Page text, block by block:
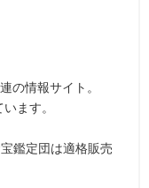
の情報サイト。
ます。
鑑定団は適格販売